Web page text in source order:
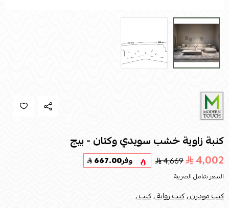
كنبة زاوية خشب سويدي وكتان - بيج
4,002
4,669 وفر667.00
السعر شامل الضريبة
كنب مودرن ,كنب زواية ,كنب ,